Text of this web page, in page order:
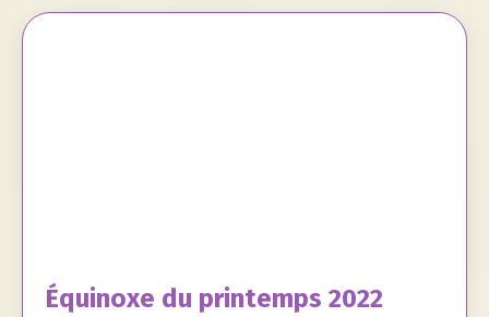
Équinoxe du printemps 2022